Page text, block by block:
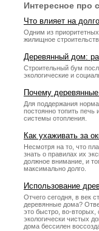
Интересное про
Что влияет на
Одним из
жилищное
Деревянный дом:
Строительный бум
экологические и
Почему
Для поддержания
постоянно топить
системы отопления.
Как ухаживать за
Несмотря на то, что
знать о правилах их
должное внимание, и
максимально долго.
Использование
Отчего сегодня, в век
деревянные дома?
это быстро, во-вторых,
экологически чистых
дома бессилен